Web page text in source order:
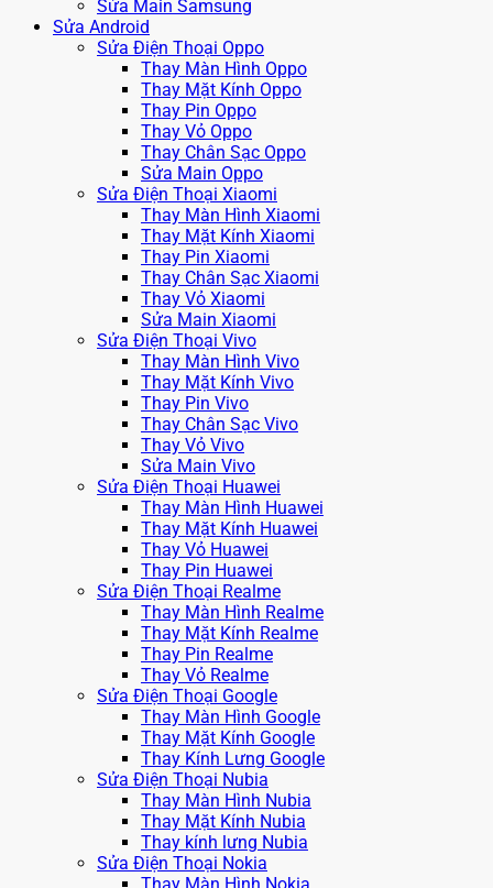
Sửa Main Samsung
Sửa Android
Sửa Điện Thoại Oppo
Thay Màn Hình Oppo
Thay Mặt Kính Oppo
Thay Pin Oppo
Thay Vỏ Oppo
Thay Chân Sạc Oppo
Sửa Main Oppo
Sửa Điện Thoại Xiaomi
Thay Màn Hình Xiaomi
Thay Mặt Kính Xiaomi
Thay Pin Xiaomi
Thay Chân Sạc Xiaomi
Thay Vỏ Xiaomi
Sửa Main Xiaomi
Sửa Điện Thoại Vivo
Thay Màn Hình Vivo
Thay Mặt Kính Vivo
Thay Pin Vivo
Thay Chân Sạc Vivo
Thay Vỏ Vivo
Sửa Main Vivo
Sửa Điện Thoại Huawei
Thay Màn Hình Huawei
Thay Mặt Kính Huawei
Thay Vỏ Huawei
Thay Pin Huawei
Sửa Điện Thoại Realme
Thay Màn Hình Realme
Thay Mặt Kính Realme
Thay Pin Realme
Thay Vỏ Realme
Sửa Điện Thoại Google
Thay Màn Hình Google
Thay Mặt Kính Google
Thay Kính Lưng Google
Sửa Điện Thoại Nubia
Thay Màn Hình Nubia
Thay Mặt Kính Nubia
Thay kính lưng Nubia
Sửa Điện Thoại Nokia